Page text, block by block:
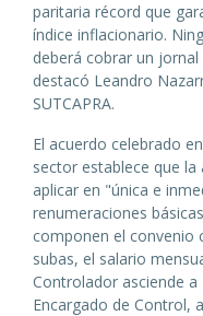
paritaria récord que
índice inflacionario.
deberá cobrar un
destacó Leandro
SUTCAPRA.
El acuerdo celebrado
sector establece que la
aplicar en "única e
renumeraciones
componen el convenio
subas, el salario
Controlador asciende a
Encargado de Control,